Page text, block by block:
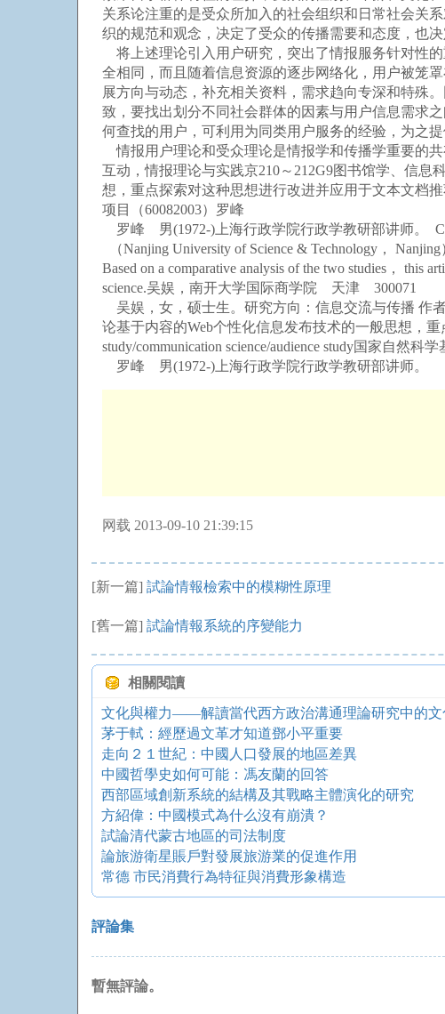
关系论注重的是受众所加入的社会组织和日常社会关
织的规范和观念，决定了受众的传播需要和态度，也
将上述理论引入用户研究，突出了情报服务针对性
全相同，而且随着信息资源的逐步网络化，用户被笼
展方向与动态，补充相关资料，需求趋向专深和特殊
致，要找出划分不同社会群体的因素与用户信息需求
何查找的用户，可利用为同类用户服务的经验，为之
情报用户理论和受众理论是情报学和传播学重要的
互动，情报理论与实践京210～212G9图书馆学、信息
想，重点探索对这种思想进行改进并应用于文本文档推
项目（60082003）罗峰
罗峰 男(1972-)上海行政学院行政学教研部讲师。
（Nanjing University of Science & Technology， Nanjing
Based on a comparative analysis of the two studies， this
science.吴娱，南开大学国际商学院 天津 300071
吴娱，女，硕士生。研究方向：信息交流与传播 作
论基于内容的Web个性化信息发布技术的一般思想，
study/communication science/audience study国家自然科
罗峰 男(1972-)上海行政学院行政学教研部讲师。
网载 2013-09-10 21:39:15
[新一篇] 試論情報檢索中的模糊性原理
[舊一篇] 試論情報系統的序變能力
相關閱讀
文化與權力——解讀當代西方政治溝通理論研究中的文
茅于軾：經歷過文革才知道鄧小平重要
走向２１世紀：中國人口發展的地區差異
中國哲學史如何可能：馮友蘭的回答
西部區域創新系統的結構及其戰略主體演化的研究
方紹偉：中國模式為什么沒有崩潰？
試論清代蒙古地區的司法制度
論旅游衛星賬戶對發展旅游業的促進作用
常德 市民消費行為特征與消費形象構造
評論集
暫無評論。